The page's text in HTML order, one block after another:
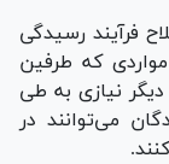
فرآیند رسیدگی
که طرفین
نیازی به طی
می‌توانند در